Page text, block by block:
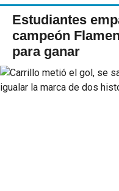
Estudiantes
campeón
para ganar